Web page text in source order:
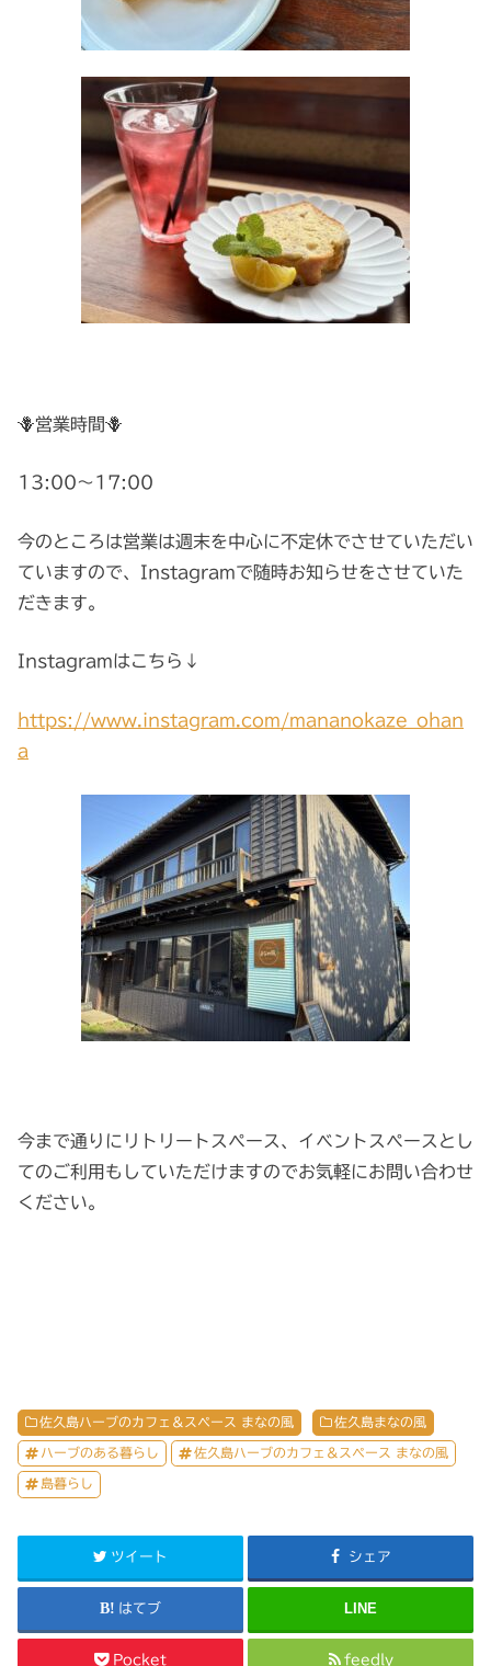
🪻営業時間🪻
13:00〜17:00
今のところは営業は週末を中心に不定休でさせていただい
ていますので、Instagramで随時お知らせをさせていた
だきます。
Instagramはこちら↓
https://www.instagram.com/mananokaze_ohan
a
今まで通りにリトリートスペース、イベントスペースとし
てのご利用もしていただけますのでお気軽にお問い合わせ
ください。
佐久島ハーブのカフェ＆スペース まなの風 佐久島まなの風
ハーブのある暮らし 佐久島ハーブのカフェ＆スペース まなの風
島暮らし
ツイート シェア
はてブ LINE
Pocket feedly